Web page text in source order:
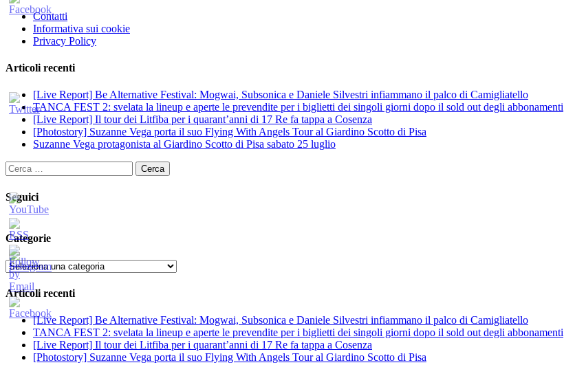
Contatti
Informativa sui cookie
Privacy Policy
Articoli recenti
[Live Report] Be Alternative Festival: Mogwai, Subsonica e Daniele Silvestri infiammano il palco di Camigliatello
TANCA FEST 2: svelata la lineup e aperte le prevendite per i biglietti dei singoli giorni dopo il sold out degli abbonamenti
[Live Report] Il tour dei Litfiba per i quarant’anni di 17 Re fa tappa a Cosenza
[Photostory] Suzanne Vega porta il suo Flying With Angels Tour al Giardino Scotto di Pisa
Suzanne Vega protagonista al Giardino Scotto di Pisa sabato 25 luglio
Ricerca
per:
Seguici
Categorie
Categorie
Articoli recenti
[Live Report] Be Alternative Festival: Mogwai, Subsonica e Daniele Silvestri infiammano il palco di Camigliatello
TANCA FEST 2: svelata la lineup e aperte le prevendite per i biglietti dei singoli giorni dopo il sold out degli abbonamenti
[Live Report] Il tour dei Litfiba per i quarant’anni di 17 Re fa tappa a Cosenza
[Photostory] Suzanne Vega porta il suo Flying With Angels Tour al Giardino Scotto di Pisa